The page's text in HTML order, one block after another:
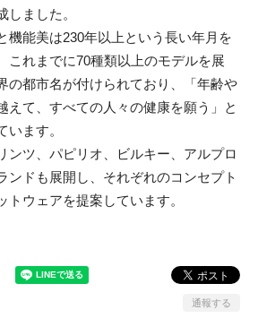
しました。
機能美は230年以上という長い年月を
これまでに70種類以上のモデルを展
の都市名が付けられており、「年齢や
えて、すべての人々の健康を願う」と
います。
ンツ、パピリオ、ビルキー、アルプロ
ンドも展開し、それぞれのコンセプト
トウェアを提案しています。
通報する